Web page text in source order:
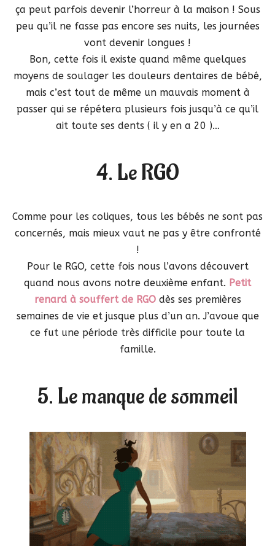
ça peut parfois devenir l’horreur à la maison ! Sous
peu qu’il ne fasse pas encore ses nuits, les journées
vont devenir longues !
Bon, cette fois il existe quand même quelques
moyens de soulager les douleurs dentaires de bébé,
mais c’est tout de même un mauvais moment à
passer qui se répétera plusieurs fois jusqu’à ce qu’il
ait toute ses dents ( il y en a 20 )…
4. Le RGO
Comme pour les coliques, tous les bébés ne sont pas
concernés, mais mieux vaut ne pas y être confronté
!
Pour le RGO, cette fois nous l’avons découvert
quand nous avons notre deuxième enfant. Petit
renard à souffert de RGO dès ses premières
semaines de vie et jusque plus d’un an. J’avoue que
ce fut une période très difficile pour toute la
famille.
5. Le manque de sommeil